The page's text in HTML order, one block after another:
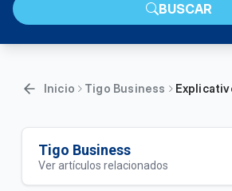
BUSCAR
Inicio Tigo Business
Tigo Business
Ver artículos relacionados